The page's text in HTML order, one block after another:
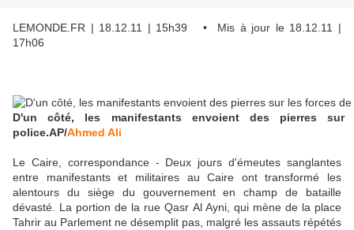
LEMONDE.FR | 18.12.11 | 15h39 • Mis à jour le 18.12.11 |
17h06
D'un côté, les manifestants envoient des pierres
police.AP/Ahmed Ali
Le Caire, correspondance - Deux jours d'émeutes sanglantes
entre manifestants et militaires au Caire ont transformé les
alentours du siège du gouvernement en champ de bataille
dévasté. La portion de la rue Qasr Al Ayni, qui mène de la place
Tahrir au Parlement ne désemplit pas, malgré les assauts répétés